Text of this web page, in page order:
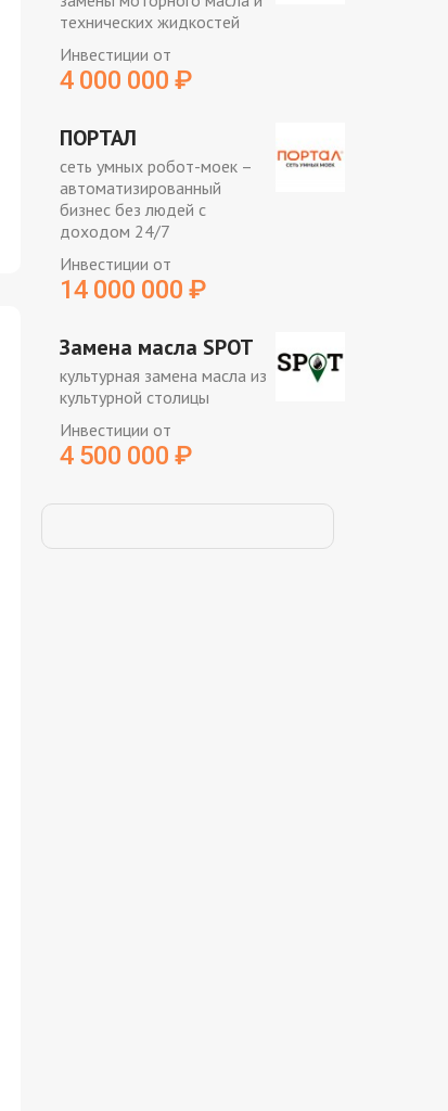
технических жидкостей
Инвестиции от
4 000 000 ₽
ПОРТАЛ
сеть умных робот-моек –
автоматизированный
бизнес без людей с
доходом 24/7
Инвестиции от
14 000 000 ₽
Замена масла SPOT
культурная замена масла из
культурной столицы
Инвестиции от
4 500 000 ₽